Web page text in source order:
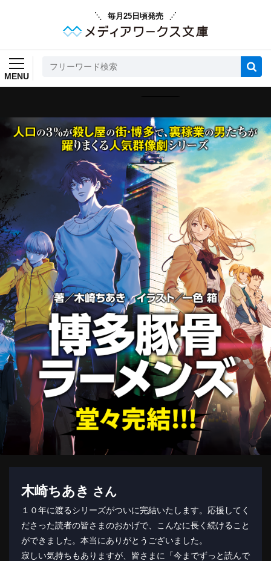
毎月25日頃発売
MENU
木崎ちあき さん
１０年に渡るシリーズがついに完結いたします。応援してく
ださった読者の皆さまのおかげで、こんなに長く続けること
ができました。本当にありがとうございました。
寂しい気持ちもありますが、皆さまに「今までずっと読んで